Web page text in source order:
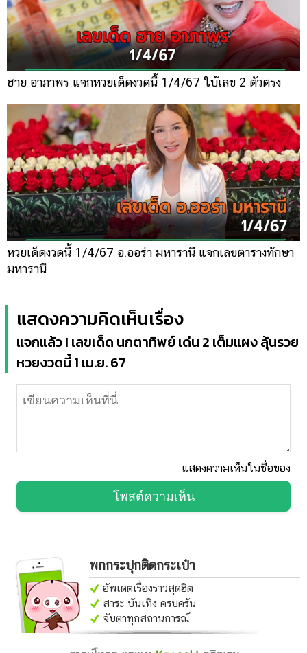
ฮาย อาภาพร แจกหวยเด็ดงวดนี้ 1/4/67 ใบ้เลข 2 ตัวตรง
หวยเด็ดงวดนี้ 1/4/67 อ.ออร่า มหารานี แจกเลขตารางทักษา
มหารานี
แสดงความคิดเห็นเรื่อง
แจกแล้ว ! เลขเด็ด นกตาทิพย์ เด่น 2 เต็มแผง ลุ้นรวย
หวยงวดนี้ 1 เม.ย. 67
แสดงความเห็นในชื่อของ
โพสต์ความเห็น
พกกระปุกติดกระเป๋า
อัพเดตเรื่องราวสุดฮิต
สาระ บันเทิง ครบครัน
จับตาทุกสถานการณ์